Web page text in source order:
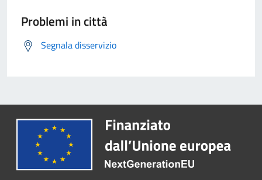
Problemi in città
Segnala disservizio